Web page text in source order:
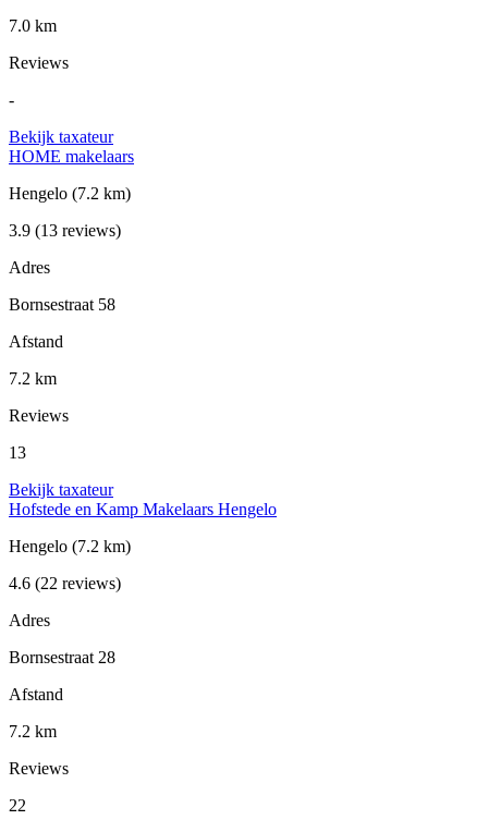
7.0 km
Reviews
-
Bekijk taxateur
HOME makelaars
Hengelo (7.2 km)
3.9 (13 reviews)
Adres
Bornsestraat 58
Afstand
7.2 km
Reviews
13
Bekijk taxateur
Hofstede en Kamp Makelaars Hengelo
Hengelo (7.2 km)
4.6 (22 reviews)
Adres
Bornsestraat 28
Afstand
7.2 km
Reviews
22